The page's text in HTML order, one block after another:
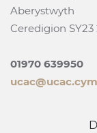
Aberystwyth
Ceredigion SY23
01970 639950